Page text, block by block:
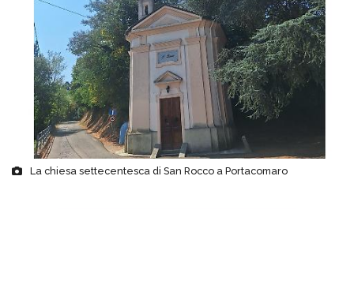
La chiesa settecentesca di San Rocco a Portacomaro